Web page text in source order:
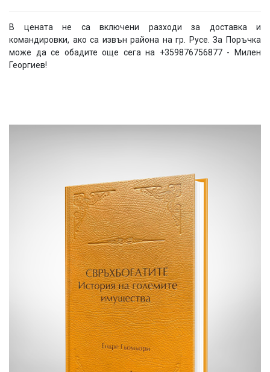
В цената не са включени разходи за доставка и
командировки, ако са извън района на гр. Русе. За Поръчка
може да се обадите още сега на +359876756877 - Милен
Георгиев!